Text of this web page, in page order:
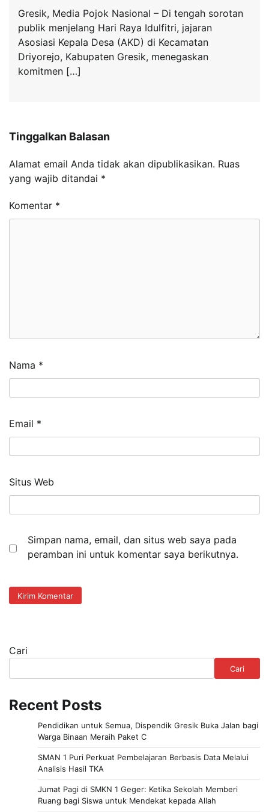
Gresik, Media Pojok Nasional – Di tengah sorotan
publik menjelang Hari Raya Idulfitri, jajaran
Asosiasi Kepala Desa (AKD) di Kecamatan
Driyorejo, Kabupaten Gresik, menegaskan
komitmen […]
Tinggalkan Balasan
Alamat email Anda tidak akan dipublikasikan. Ruas
yang wajib ditandai *
Komentar *
Nama *
Email *
Situs Web
Simpan nama, email, dan situs web saya pada
peramban ini untuk komentar saya berikutnya.
Cari
Cari
Recent Posts
Pendidikan untuk Semua, Dispendik Gresik Buka Jalan bagi
Warga Binaan Meraih Paket C
SMAN 1 Puri Perkuat Pembelajaran Berbasis Data Melalui
Analisis Hasil TKA
Jumat Pagi di SMKN 1 Geger: Ketika Sekolah Memberi
Ruang bagi Siswa untuk Mendekat kepada Allah